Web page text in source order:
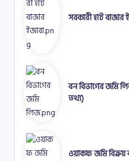
সরকারী হাট বাজার
বন বিভাগের জমি
তথ্য)
ওয়াকফ জমি বিক্রয়